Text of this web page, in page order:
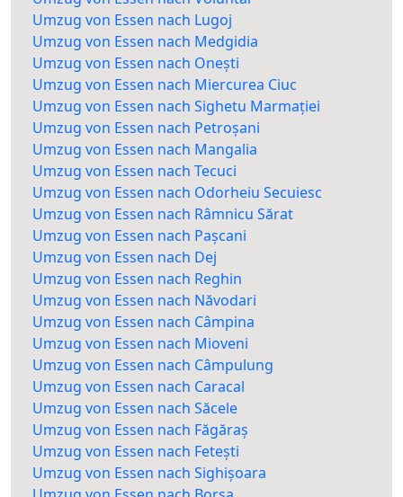
Umzug von Essen nach Lugoj
Umzug von Essen nach Medgidia
Umzug von Essen nach Onești
Umzug von Essen nach Miercurea Ciuc
Umzug von Essen nach Sighetu Marmației
Umzug von Essen nach Petroșani
Umzug von Essen nach Mangalia
Umzug von Essen nach Tecuci
Umzug von Essen nach Odorheiu Secuiesc
Umzug von Essen nach Râmnicu Sărat
Umzug von Essen nach Pașcani
Umzug von Essen nach Dej
Umzug von Essen nach Reghin
Umzug von Essen nach Năvodari
Umzug von Essen nach Câmpina
Umzug von Essen nach Mioveni
Umzug von Essen nach Câmpulung
Umzug von Essen nach Caracal
Umzug von Essen nach Săcele
Umzug von Essen nach Făgăraș
Umzug von Essen nach Fetești
Umzug von Essen nach Sighișoara